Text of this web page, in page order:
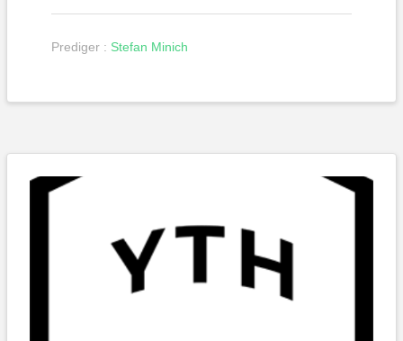
Prediger : Stefan Minich